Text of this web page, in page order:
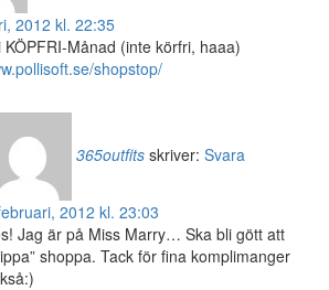
2012 kl. 22:35
KÖPFRI-Månad (inte körfri, haaa)
shopstop/
365outfits skriver: Svara
2012 kl. 23:03
Jag är på Miss Marry… Ska bli gött att
shoppa. Tack för fina komplimanger